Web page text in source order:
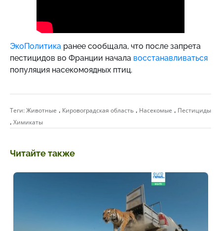
ЭкоПолитика ранее сообщала, что после запрета
пестицидов во Франции начала восстанавливаться
популяция насекомоядных птиц.
Теги:Животные , Кировоградская область , Насекомые , Пестициды
, Химикаты
Читайте также